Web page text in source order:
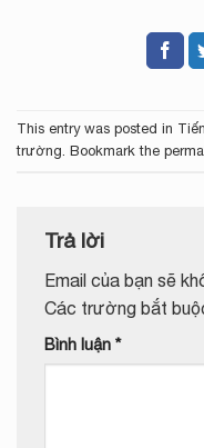
This entry was posted in
trường. Bookmark the
Trả lời
Email của bạn sẽ
Các trường bắt
Bình luận *